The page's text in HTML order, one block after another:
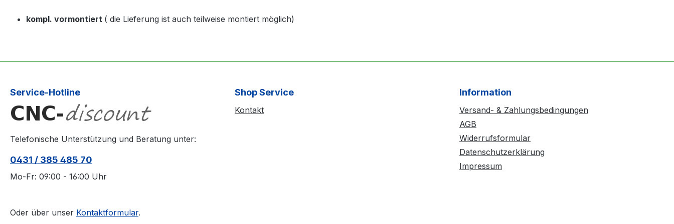
kompl. vormontiert ( die Lieferung ist auch teilweise montiert möglich)
Service-Hotline
Telefonische Unterstützung und Beratung unter:
0431 / 385 485 70
Mo-Fr: 09:00 - 16:00 Uhr
Oder über unser Kontaktformular.
Shop Service
Kontakt
Information
Versand- & Zahlungsbedingungen
AGB
Widerrufsformular
Datenschutzerklärung
Impressum